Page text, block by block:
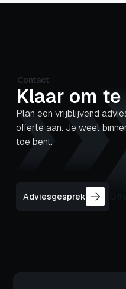
Contact
Klaar om
Plan een vrijblijvend
offerte aan. Je weet
toe bent.
Adviesgesprek